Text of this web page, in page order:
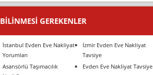
BILINMESI GEREKENLER
İstanbul Evden Eve Nakliyat
Yorumları
İzmir Evden Eve Nakliyat
Tavsiye
Asansörlü Taşımacılık
Evden Eve Nakliyat Tavsiye